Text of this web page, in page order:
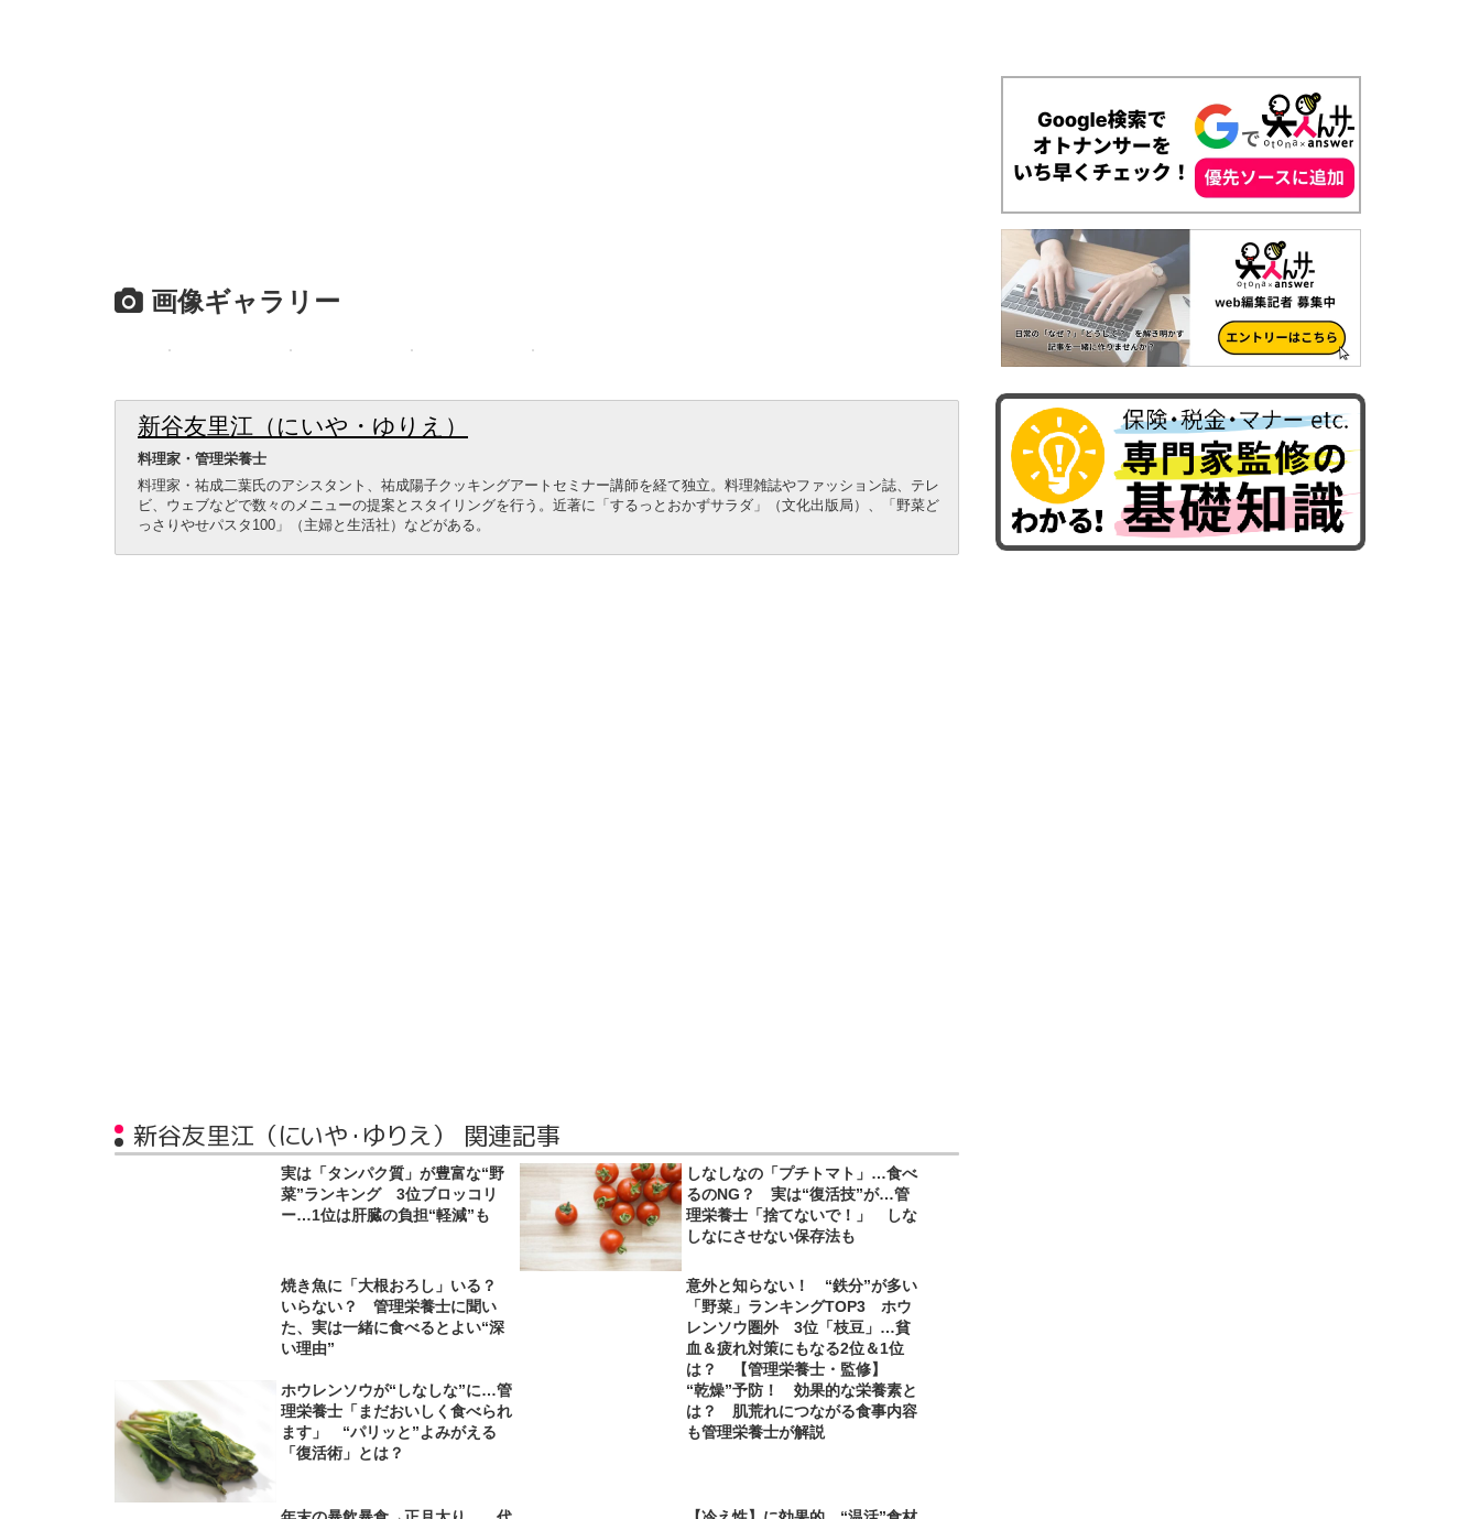
画像ギャラリー
新谷友里江（にいや・ゆりえ）
料理家・管理栄養士
料理家・祐成二葉氏のアシスタント、祐成陽子クッキングアートセミナー講師を経て独立。料理雑誌やファッション誌、テレ
ビ、ウェブなどで数々のメニューの提案とスタイリングを行う。近著に「するっとおかずサラダ」（文化出版局）、「野菜ど
っさりやせパスタ100」（主婦と生活社）などがある。
新谷友里江（にいや・ゆりえ） 関連記事
実は「タンパク質」が豊富な“野
菜”ランキング 3位ブロッコリ
ー…1位は肝臓の負担“軽減”も
しなしなの「プチトマト」…食べ
るのNG？ 実は“復活技”が…管
理栄養士「捨てないで！」 しな
しなにさせない保存法も
焼き魚に「大根おろし」いる？
いらない？ 管理栄養士に聞い
た、実は一緒に食べるとよい“深
い理由”
意外と知らない！ “鉄分”が多い
「野菜」ランキングTOP3 ホウ
レンソウ圏外 3位「枝豆」…貧
血＆疲れ対策にもなる2位＆1位
は？ 【管理栄養士・監修】
ホウレンソウが“しなしな”に…管
理栄養士「まだおいしく食べられ
ます」 “パリッと”よみがえる
「復活術」とは？
“乾燥”予防！ 効果的な栄養素と
は？ 肌荒れにつながる食事内容
も管理栄養士が解説